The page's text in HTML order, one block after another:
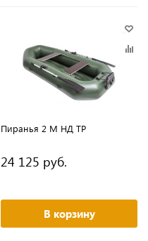
Пиранья 2 М НД ТР
24 125 руб.
В корзину